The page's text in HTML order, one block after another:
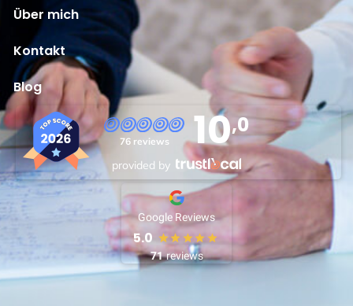
Über mich
Kontakt
Blog
76 reviews 10,0
provided by
Google Reviews
5.0
71 reviews